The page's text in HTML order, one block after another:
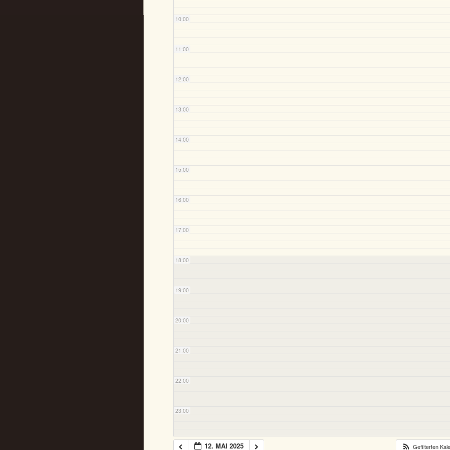
10:00
11:00
12:00
13:00
14:00
15:00
16:00
17:00
18:00
19:00
20:00
21:00
22:00
23:00
12. MAI 2025 Gefilterten